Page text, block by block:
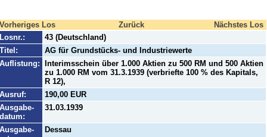
Los Zurück
Nächstes Los
43 (Deutschland)
AG für Grundstücks- und Industriewerte
Interimsschein über 1.000 Aktien zu 500 RM und 500 Aktien
zu 1.000 RM vom 31.3.1939 (verbriefte 100 % des Kapitals,
R 12),
190,00 EUR
31.03.1939
Dessau